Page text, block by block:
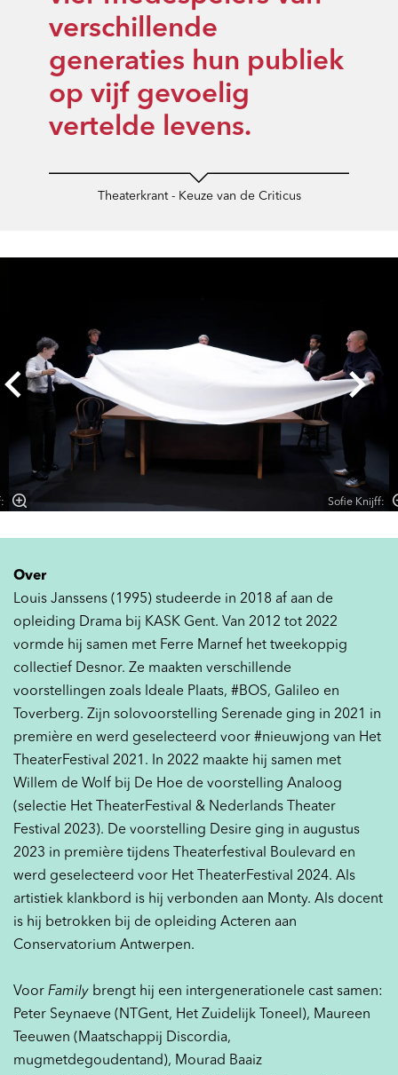
verschillende
generaties hun publiek
op vijf gevoelig
vertelde levens.
Theaterkrant - Keuze van de Criticus
Sofie Knijff:
Over
Louis Janssens (1995) studeerde in 2018 af aan de
opleiding Drama bij KASK Gent. Van 2012 tot 2022
vormde hij samen met Ferre Marnef het tweekoppig
collectief Desnor. Ze maakten verschillende
voorstellingen zoals Ideale Plaats, #BOS, Galileo en
Toverberg. Zijn solovoorstelling Serenade ging in 2021 in
première en werd geselecteerd voor #nieuwjong van Het
TheaterFestival 2021. In 2022 maakte hij samen met
Willem de Wolf bij De Hoe de voorstelling Analoog
(selectie Het TheaterFestival & Nederlands Theater
Festival 2023). De voorstelling Desire ging in augustus
2023 in première tijdens Theaterfestival Boulevard en
werd geselecteerd voor Het TheaterFestival 2024. Als
artistiek klankbord is hij verbonden aan Monty. Als docent
is hij betrokken bij de opleiding Acteren aan
Conservatorium Antwerpen.
Voor Family brengt hij een intergenerationele cast samen:
Peter Seynaeve (NTGent, Het Zuidelijk Toneel), Maureen
Teeuwen (Maatschappij Discordia,
mugmetdegoudentand), Mourad Baaiz